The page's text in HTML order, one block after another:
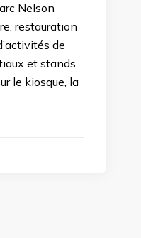
Nelson
restauration
de
et stands
le kiosque, la